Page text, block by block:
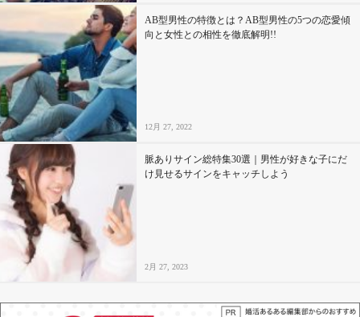
AB型男性の特徴とは？AB型男性の5つの恋愛傾
向と女性との相性を徹底解明!!
12月 27, 2022
脈ありサイン総特集30選｜男性が好きな子にだ
け見せるサインをキャッチしよう
2月 27, 2023